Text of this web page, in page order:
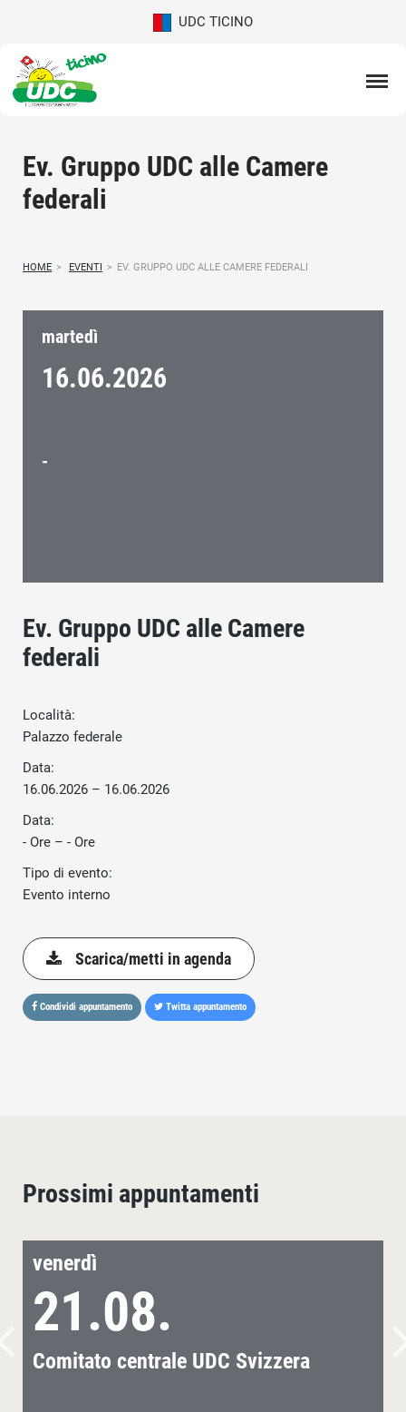
UDC TICINO
Ev. Gruppo UDC alle Camere
federali
HOME > EVENTI > EV. GRUPPO UDC ALLE CAMERE FEDERALI
martedì
16.06.2026
-
Ev. Gruppo UDC alle Camere
federali
Località:
Palazzo federale
Data:
16.06.2026 – 16.06.2026
Data:
- Ore – - Ore
Tipo di evento:
Evento interno
Scarica/metti in agenda
Condividi appuntamento Twitta appuntamento
Prossimi appuntamenti
venerdì
21.08.
Comitato centrale UDC Svizzera